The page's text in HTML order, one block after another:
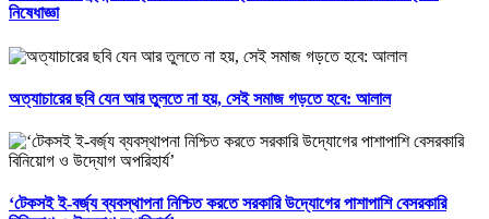
নিষেধাজ্ঞা
অত্যাচারের ছবি যেন আর তুলতে না হয়, সেই সমাজ গড়তে হবে: আলাল
‘টেকসই ই-বর্জ্য ব্যবস্থাপনা নিশ্চিত করতে সরকারি উদ্যোগের পাশাপাশি বেসরকারি